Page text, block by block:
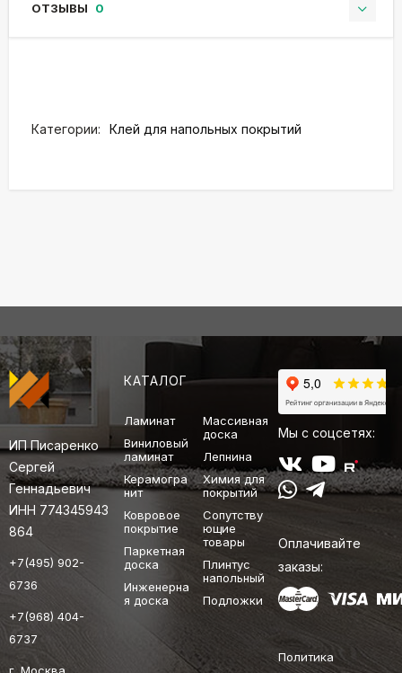
ОТЗЫВЫ 0
Категории: Клей для напольных покрытий
ИП Писаренко
Сергей
Геннадьевич
ИНН 774345943
864
+7(495) 902-
6736
+7(968) 404-
6737
КАТАЛОГ
Ламинат
Виниловый
ламинат
Керамогра
нит
Ковровое
покрытие
Паркетная
доска
Инженерна
я доска
Массивная
доска
Лепнина
Химия для
покрытий
Сопутству
ющие
товары
Плинтус
напольный
Подложки
Мы с соцсетях:
Оплачивайте
заказы:
Политика